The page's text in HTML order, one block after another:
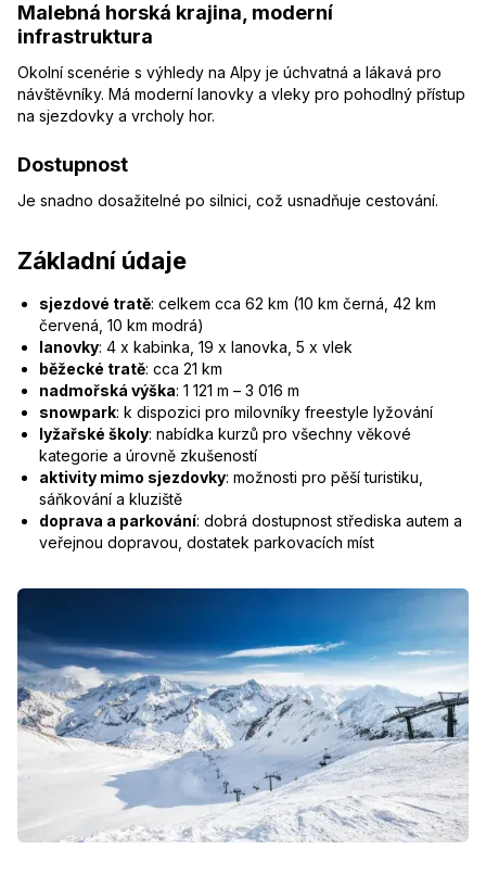
Malebná horská krajina, moderní
infrastruktura
Okolní scenérie s výhledy na Alpy je úchvatná a lákavá pro
návštěvníky. Má moderní lanovky a vleky pro pohodlný přístup
na sjezdovky a vrcholy hor.
Dostupnost
Je snadno dosažitelné po silnici, což usnadňuje cestování.
Základní údaje
sjezdové tratě: celkem cca 62 km (10 km černá, 42 km
červená, 10 km modrá)
lanovky: 4 x kabinka, 19 x lanovka, 5 x vlek
běžecké tratě: cca 21 km
nadmořská výška: 1 121 m – 3 016 m
snowpark: k dispozici pro milovníky freestyle lyžování
lyžařské školy: nabídka kurzů pro všechny věkové
kategorie a úrovně zkušeností
aktivity mimo sjezdovky: možnosti pro pěší turistiku,
sáňkování a kluziště
doprava a parkování: dobrá dostupnost střediska autem a
veřejnou dopravou, dostatek parkovacích míst